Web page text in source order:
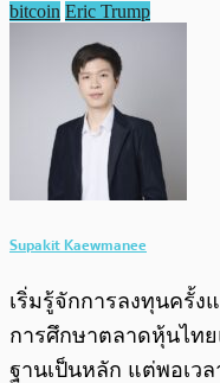
bitcoin Eric Trump
Supakit Kaewmanee
เริ่มรู้จักการลงทุนครั้ง
การศึกษาตลาดหุ้นไท
ฐานเป็นหลัก แต่พอเว